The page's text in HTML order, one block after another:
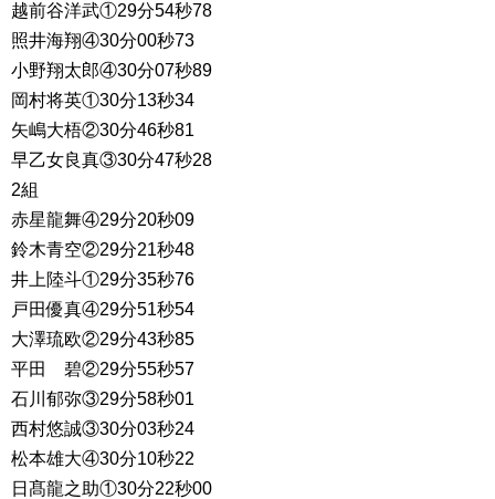
越前谷洋武①29分54秒78
照井海翔④30分00秒73
小野翔太郎④30分07秒89
岡村将英①30分13秒34
矢嶋大梧②30分46秒81
早乙女良真③30分47秒28
2組
赤星龍舞④29分20秒09
鈴木青空②29分21秒48
井上陸斗①29分35秒76
戸田優真④29分51秒54
大澤琉欧②29分43秒85
平田 碧②29分55秒57
石川郁弥③29分58秒01
西村悠誠③30分03秒24
松本雄大④30分10秒22
日髙龍之助①30分22秒00